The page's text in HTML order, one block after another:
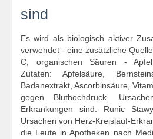
sind
Es wird als biologisch aktiver
verwendet - eine zusätzliche
C, organischen Säuren -
Zutaten: Apfelsäure,
Badanextrakt, Ascorbinsäure,
gegen Bluthochdruck.
Erkrankungen sind. Runic
Ursachen von Herz-Kreislauf-
die Leute in Apotheken nach